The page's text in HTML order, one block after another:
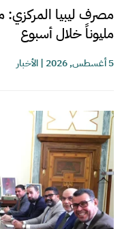
مليوناً خلال أسبوع
5 أغسطس, 2026 |الأخبار